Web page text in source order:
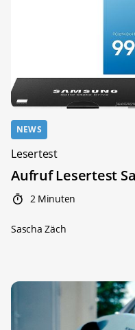
NEWS
Lesertest
Aufruf Lesertest
2 Minuten
Sascha Zäch